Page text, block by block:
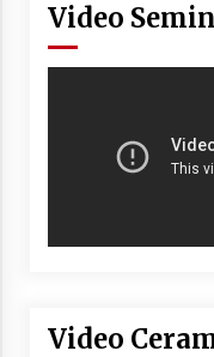
Video
Video